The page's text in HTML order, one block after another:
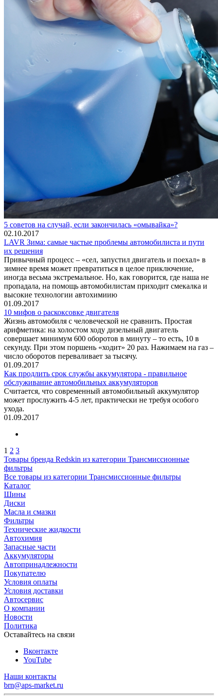
5 советов на случай, если закончилась «омывайка»?
02.10.2017
LAVR Зима: самые частые проблемы автомобилиста и пути
их решения
Привычный процесс – «сел, запустил двигатель и поехал» в
зимнее время может превратиться в целое приключение,
иногда весьма экстремальное. Но, как говорится, где наша не
пропадала, на помощь автомобилистам приходит смекалка и
высокие технологии автохимиию
01.09.2017
10 мифов о раскоксовке двигателя
Жизнь автомобиля с человеческой не сравнить. Простая
арифметика: на холостом ходу дизельный двигатель
совершает минимум 600 оборотов в минуту – то есть, 10 в
секунду. При этом поршень «ходит» 20 раз. Нажимаем на газ –
число оборотов переваливает за тысячу.
01.09.2017
Как продлить срок службы аккумулятора - правильное
обслуживание автомобильных аккумуляторов
Считается, что современный автомобильный аккумулятор
может прослужить 4-5 лет, практически не требуя особого
ухода.
01.09.2017
1 2 3
Товары бренда Redskin из категории Трансмиссионные
фильтры
Все товары из категории Трансмиссионные фильтры
Каталог
Шины
Диски
Масла и смазки
Фильтры
Технические жидкости
Автохимия
Запасные части
Аккумуляторы
Автопринадлежности
Покупателю
Условия оплаты
Условия доставки
Автосервис
О компании
Новости
Политика
Оставайтесь на связи
Вконтакте
YouTube
Наши контакты
brn@aps-market.ru